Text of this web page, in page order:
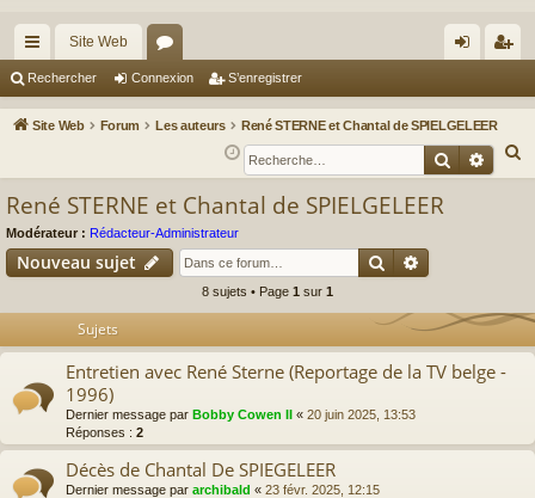
cc
ès
Site Web
or
u ne
xi
nr
eg
Rechercher Connexion S’enregistrer
Site Web Forum Les auteurs
René STERNE et Chantal de SPIELGELEER
e
René STERNE et Chantal de SPIELGELEER
Modérateur : Rédacteur-Administrateur
Nouveau sujet Rechercher
8 sujets • Page 1 sur 1
Sujets
Entretien avec René Sterne (Reportage de la TV belge -
1996)
Dernier message par Bobby Cowen II « 20 juin 2025, 13:53
Réponses : 2
Décès de Chantal De SPIEGELEER
Dernier message par archibald « 23 févr. 2025, 12:15